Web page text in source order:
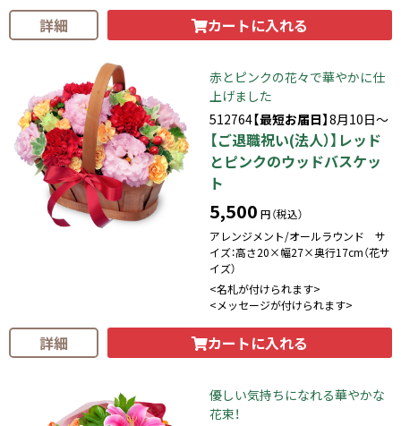
詳細 カートに入れる
赤とピンクの花々で華やかに仕
上げました
512764【最短お届日】8月10日～
【ご退職祝い(法人）】レッド
とピンクのウッドバスケッ
ト
5,500 円（税込）
アレンジメント/オールラウンド サ
イズ：高さ20×幅27×奥行17cm（花サ
イズ）
<名札が付けられます>
<メッセージが付けられます>
詳細 カートに入れる
優しい気持ちになれる華やかな
花束！